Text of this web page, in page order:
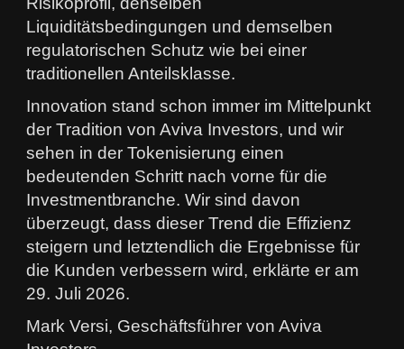
Liquiditätsbedingungen und demselben
regulatorischen Schutz wie bei einer
traditionellen Anteilsklasse.
Innovation stand schon immer im Mittelpunkt
der Tradition von Aviva Investors, und wir
sehen in der Tokenisierung einen
bedeutenden Schritt nach vorne für die
Investmentbranche. Wir sind davon
überzeugt, dass dieser Trend die Effizienz
steigern und letztendlich die Ergebnisse für
die Kunden verbessern wird, erklärte er am
29. Juli 2026.
Mark Versi, Geschäftsführer von Aviva